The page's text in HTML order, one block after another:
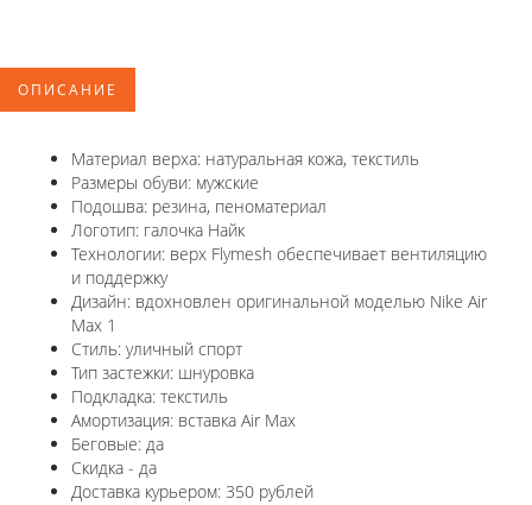
ОПИСАНИЕ
Материал верха: натуральная кожа, текстиль
Размеры обуви: мужские
Подошва: резина, пеноматериал
Логотип: галочка Найк
Технологии: верх Flymesh обеспечивает вентиляцию
и поддержку
Дизайн: вдохновлен оригинальной моделью Nike Air
Max 1
Стиль: уличный спорт
Тип застежки: шнуровка
Подкладка: текстиль
Амортизация: вставка Air Max
Беговые: да
Скидка - да
Доставка курьером: 350 рублей